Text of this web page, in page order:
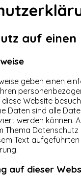
auf einen
geben einen
Website
Daten sind alle
werden können.
Thema Datenschutz
Text aufgeführten
auf dieser